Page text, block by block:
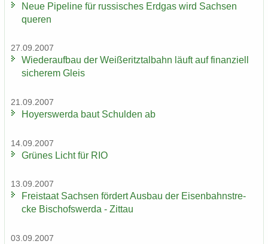
Neue Pipe­line für rus­si­sches Erd­gas wird Sach­sen
que­ren
27.09.2007
Wie­der­auf­bau der Wei­ße­ritz­tal­bahn läuft auf fi­nan­zi­ell
si­che­rem Gleis
21.09.2007
Ho­yers­wer­da baut Schul­den ab
14.09.2007
Grü­nes Licht für RIO
13.09.2007
Frei­staat Sach­sen för­dert Aus­bau der Ei­sen­bahn­stre­
cke Bi­schofs­wer­da - Zit­tau
03.09.2007